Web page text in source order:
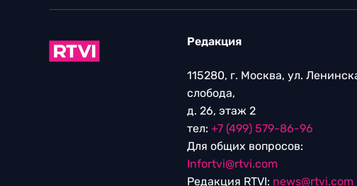
Редакция
115280, г. Москва, ул.
слобода,
д. 26, этаж 2
тел: +7 (499) 579-86-96
Для общих вопросов:
Infortvi@rtvi.com
Редакция RTVI: news@rtvi.com